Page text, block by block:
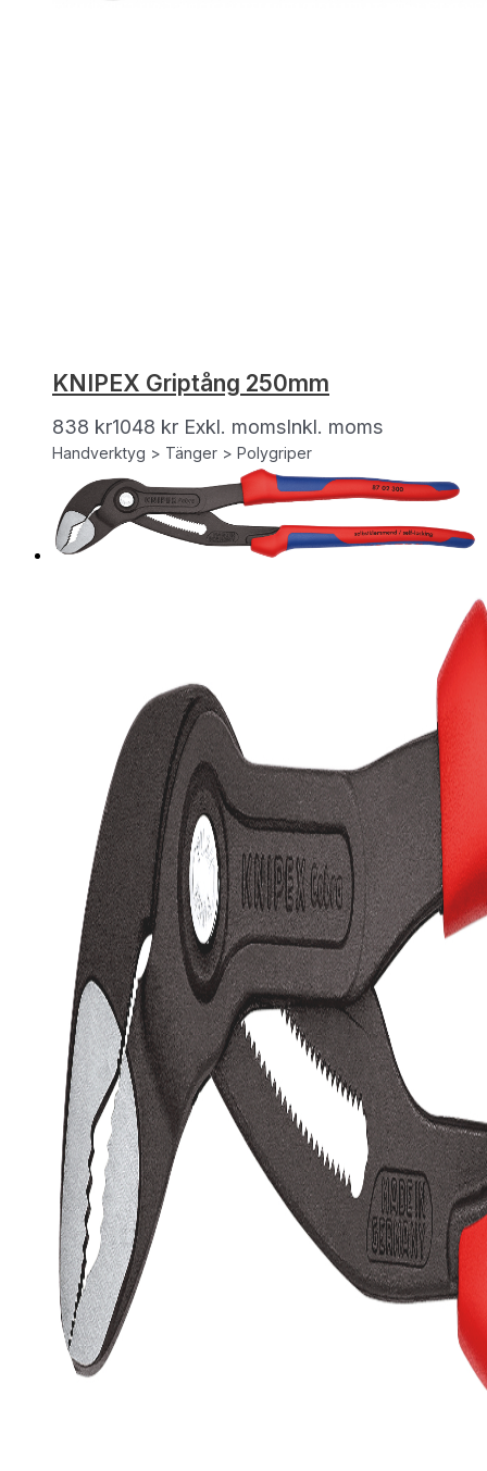
KNIPEX Griptång 250mm
838 kr1048 kr Exkl. momsInkl. moms
Handverktyg > Tänger > Polygriper